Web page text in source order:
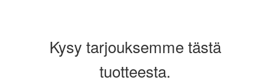
Kysy tarjouksemme tästä
tuotteesta.